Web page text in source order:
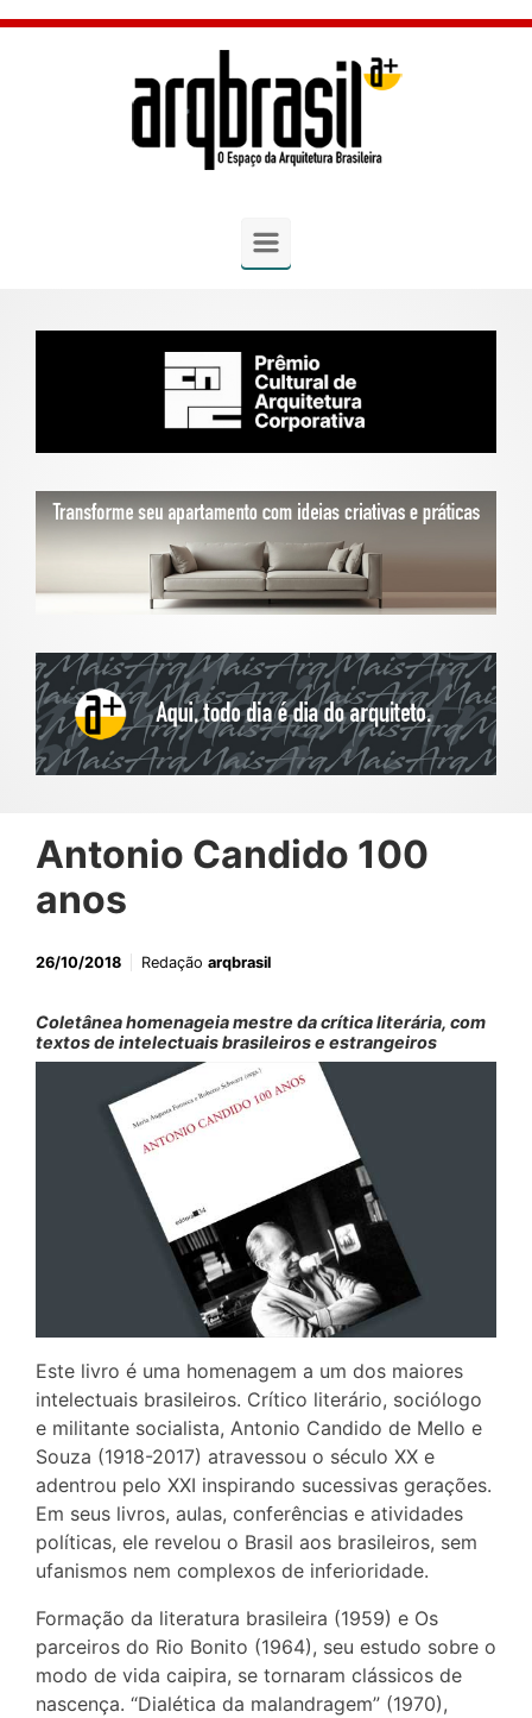
Skip to main content
Antonio Candido 100
anos
26/10/2018 Redação arqbrasil
Coletânea homenageia mestre da crítica literária, com
textos de intelectuais brasileiros e estrangeiros
Este livro é uma homenagem a um dos maiores
intelectuais brasileiros. Crítico literário, sociólogo
e militante socialista, Antonio Candido de Mello e
Souza (1918-2017) atravessou o século XX e
adentrou pelo XXI inspirando sucessivas gerações.
Em seus livros, aulas, conferências e atividades
políticas, ele revelou o Brasil aos brasileiros, sem
ufanismos nem complexos de inferioridade.
Formação da literatura brasileira (1959) e Os
parceiros do Rio Bonito (1964), seu estudo sobre o
modo de vida caipira, se tornaram clássicos de
nascença. “Dialética da malandragem” (1970),